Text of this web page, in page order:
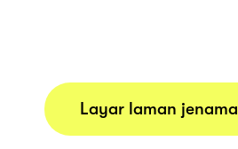
Layar laman jenama